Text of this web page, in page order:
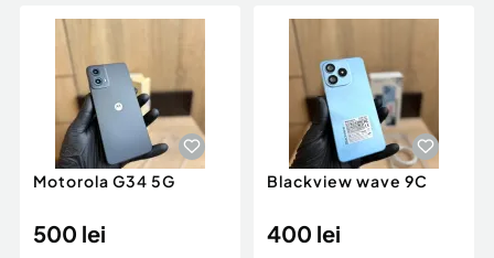
Servicii
Animale de companie
Afaceri și echipamente profesionale
Inchiriere Bunuri si Vehicule
Utilaje agricole si industriale
Piese auto si accesorii
Dacia Duster
Motorola G34 5G
500 lei
Blackview wave 9C
400 lei